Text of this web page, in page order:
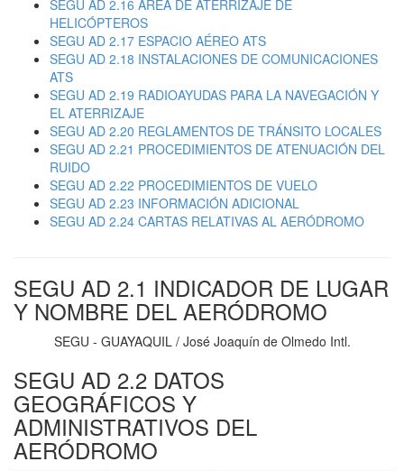
SEGU AD 2.16 ÁREA DE ATERRIZAJE DE
HELICÓPTEROS
SEGU AD 2.17 ESPACIO AÉREO ATS
SEGU AD 2.18 INSTALACIONES DE COMUNICACIONES
ATS
SEGU AD 2.19 RADIOAYUDAS PARA LA NAVEGACIÓN Y
EL ATERRIZAJE
SEGU AD 2.20 REGLAMENTOS DE TRÁNSITO LOCALES
SEGU AD 2.21 PROCEDIMIENTOS DE ATENUACIÓN DEL
RUIDO
SEGU AD 2.22 PROCEDIMIENTOS DE VUELO
SEGU AD 2.23 INFORMACIÓN ADICIONAL
SEGU AD 2.24 CARTAS RELATIVAS AL AERÓDROMO
SEGU AD 2.1 INDICADOR DE LUGAR
Y NOMBRE DEL AERÓDROMO
SEGU - GUAYAQUIL / José Joaquín de Olmedo Intl.
SEGU AD 2.2 DATOS
GEOGRÁFICOS Y
ADMINISTRATIVOS DEL
AERÓDROMO